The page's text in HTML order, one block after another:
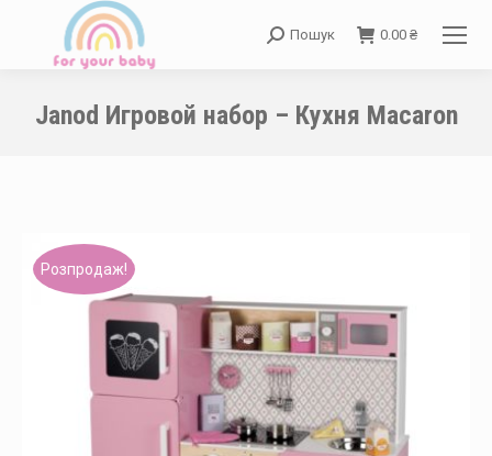
Search:
Пошук 0.00 ₴
Janod Игровой набор – Кухня Macaron
Розпродаж!